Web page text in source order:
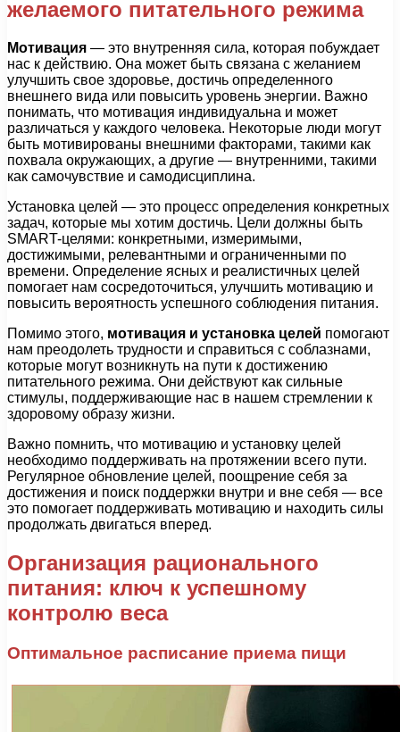
желаемого питательного режима
Мотивация — это внутренняя сила, которая побуждает
нас к действию. Она может быть связана с желанием
улучшить свое здоровье, достичь определенного
внешнего вида или повысить уровень энергии. Важно
понимать, что мотивация индивидуальна и может
различаться у каждого человека. Некоторые люди могут
быть мотивированы внешними факторами, такими как
похвала окружающих, а другие — внутренними, такими
как самочувствие и самодисциплина.
Установка целей — это процесс определения конкретных
задач, которые мы хотим достичь. Цели должны быть
SMART-целями: конкретными, измеримыми,
достижимыми, релевантными и ограниченными по
времени. Определение ясных и реалистичных целей
помогает нам сосредоточиться, улучшить мотивацию и
повысить вероятность успешного соблюдения питания.
Помимо этого, мотивация и установка целей помогают
нам преодолеть трудности и справиться с соблазнами,
которые могут возникнуть на пути к достижению
питательного режима. Они действуют как сильные
стимулы, поддерживающие нас в нашем стремлении к
здоровому образу жизни.
Важно помнить, что мотивацию и установку целей
необходимо поддерживать на протяжении всего пути.
Регулярное обновление целей, поощрение себя за
достижения и поиск поддержки внутри и вне себя — все
это помогает поддерживать мотивацию и находить силы
продолжать двигаться вперед.
Организация рационального
питания: ключ к успешному
контролю веса
Оптимальное расписание приема пищи